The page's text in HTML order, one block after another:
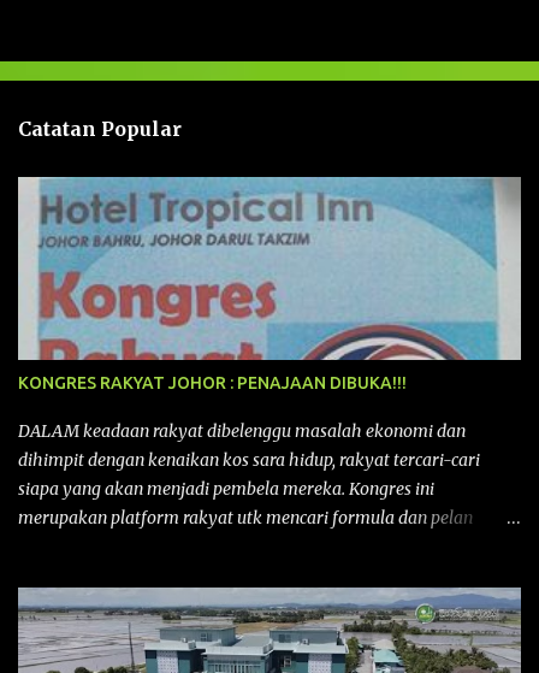
a
n
Catatan Popular
KONGRES RAKYAT JOHOR : PENAJAAN DIBUKA!!!
DALAM keadaan rakyat dibelenggu masalah ekonomi dan
dihimpit dengan kenaikan kos sara hidup, rakyat tercari-cari
siapa yang akan menjadi pembela mereka. Kongres ini
merupakan platform rakyat utk mencari formula dan pelan
pertama yang telah diadakan pada 12 September 2015 di Shah
Alam, Selangor, di peringkat kebangsaan dengan tema
“MEMBINA MALAYSIA SEJAHTERA”, Kongre s Rakyat di